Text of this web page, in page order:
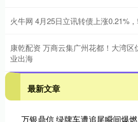
火牛网 4月25日立讯转债上涨0.21%
康乾配资 万商云集广州花都！大湾
业出海
最新文章
万银鼎信 绿牌车遭追尾瞬间爆